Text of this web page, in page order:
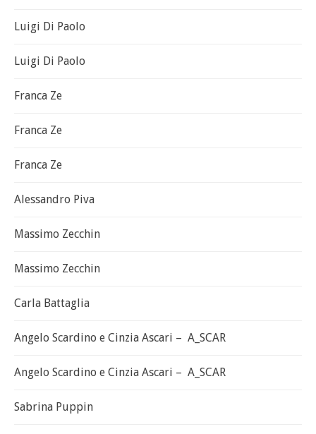
Luigi Di Paolo
Luigi Di Paolo
Franca Ze
Franca Ze
Franca Ze
Alessandro Piva
Massimo Zecchin
Massimo Zecchin
Carla Battaglia
Angelo Scardino e Cinzia Ascari – A_SCAR
Angelo Scardino e Cinzia Ascari – A_SCAR
Sabrina Puppin